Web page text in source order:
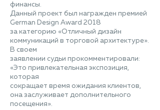
финансы.
Данный проект был награжден премией
German Design Award 2018
за категорию «Отличный дизайн
коммуникаций в торговой архитектуре».
В своем
заявлении судьи прокомментировали:
«Это привлекательная экспозиция,
которая
сокращает время ожидания клиентов,
она заслуживает дополнительного
посещения».